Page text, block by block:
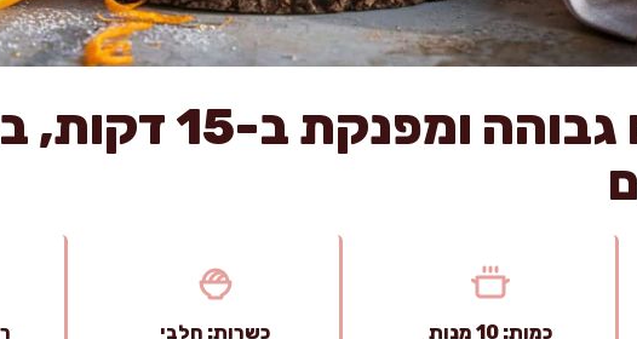
עוגת תפוזים גבוהה ומפנקת ב-
כמות: 10 מנות כשרות: חלבי